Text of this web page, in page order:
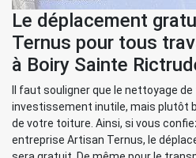
Le déplacement
Ternus pour tous
à Boiry Sainte
Il faut souligner que le nettoyage
investissement inutile, mais plutôt
de votre toiture. Ainsi, si vous
entreprise Artisan Ternus, le